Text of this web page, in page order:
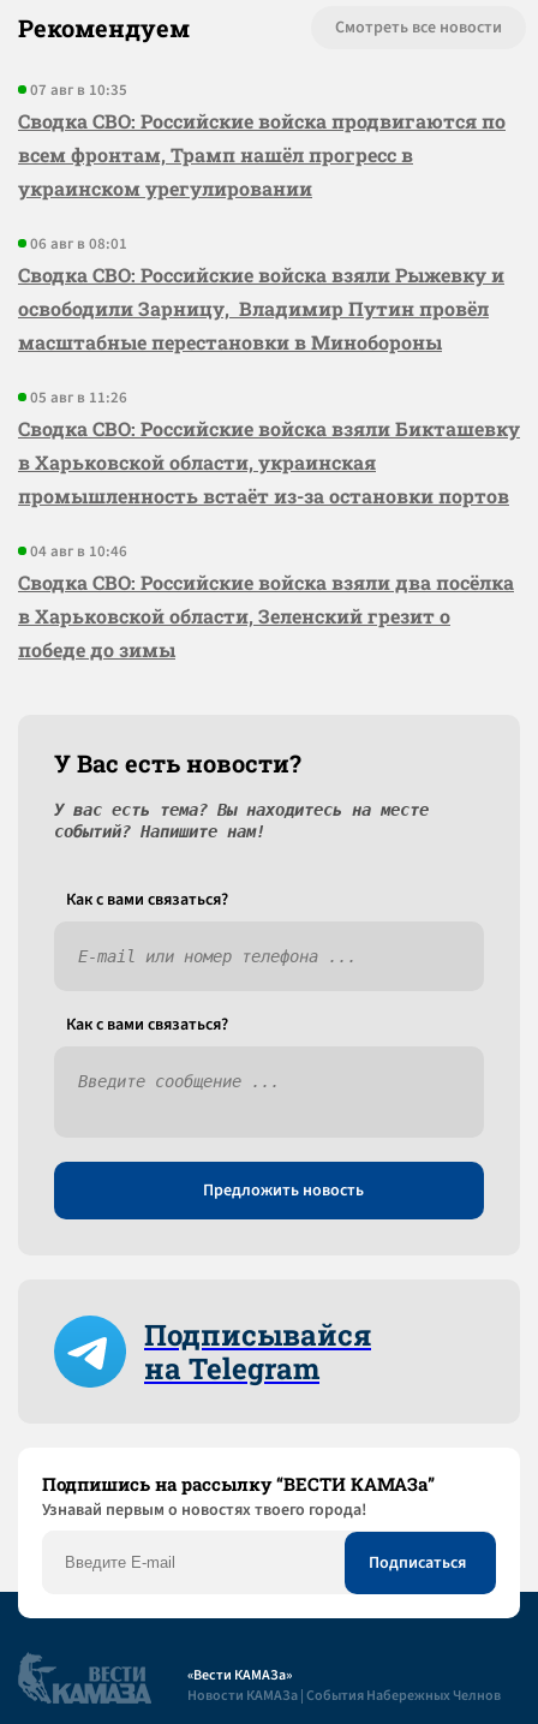
Рекомендуем Смотреть все новости
07 авг в 10:35
Сводка СВО: Российские войска продвигаются по
всем фронтам, Трамп нашёл прогресс в
украинском урегулировании
06 авг в 08:01
Сводка СВО: Российские войска взяли Рыжевку и
освободили Зарницу, Владимир Путин провёл
масштабные перестановки в Минобороны
05 авг в 11:26
Сводка СВО: Российские войска взяли Бикташевку
в Харьковской области, украинская
промышленность встаёт из-за остановки портов
04 авг в 10:46
Сводка СВО: Российские войска взяли два посёлка
в Харьковской области, Зеленский грезит о
победе до зимы
У Вас есть новости?
У вас есть тема? Вы находитесь на месте
событий? Напишите нам!
Как c вами связаться?
Как c вами связаться?
Предложить новость
Подписывайся
на Telegram
Подпишись на рассылку “ВЕСТИ КАМАЗа”
Узнaвай первым о новостях твоего города!
«Вести КАМАЗа»
Новости КАМАЗа | События Набережных Челнов